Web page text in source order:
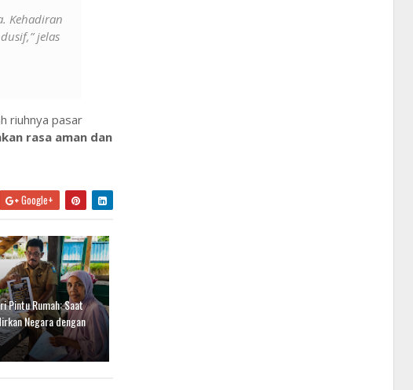
Kehadiran
jelas
riuhnya pasar
rasa aman dan
Google+
Pintu Rumah: Saat
Negara dengan